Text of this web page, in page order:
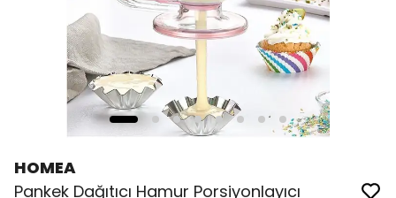
HOMEA
Pankek Dağıtıcı Hamur Porsiyonlayıcı